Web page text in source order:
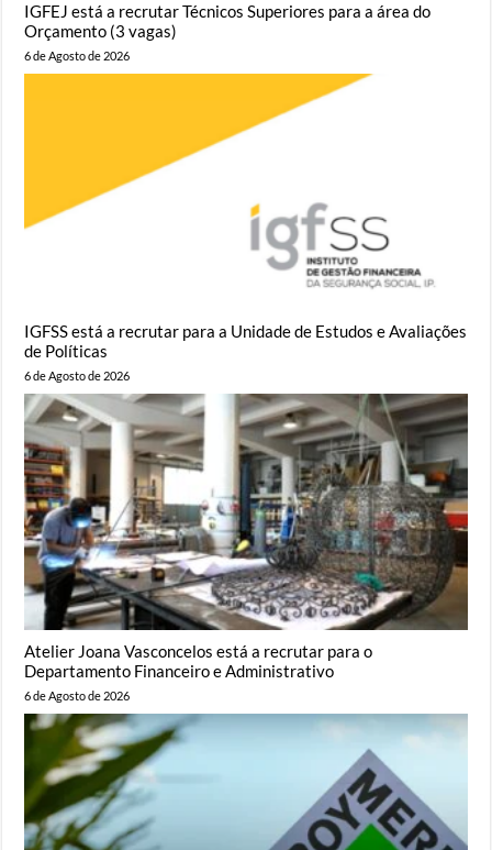
IGFEJ está a recrutar Técnicos Superiores para a área do
Orçamento (3 vagas)
6 de Agosto de 2026
IGFSS está a recrutar para a Unidade de Estudos e Avaliações
de Políticas
6 de Agosto de 2026
Atelier Joana Vasconcelos está a recrutar para o
Departamento Financeiro e Administrativo
6 de Agosto de 2026